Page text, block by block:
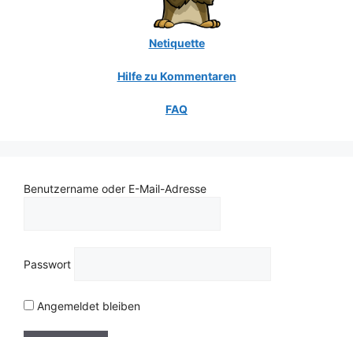
Netiquette
Hilfe zu Kommentaren
FAQ
Benutzername oder E-Mail-Adresse
Passwort
Angemeldet bleiben